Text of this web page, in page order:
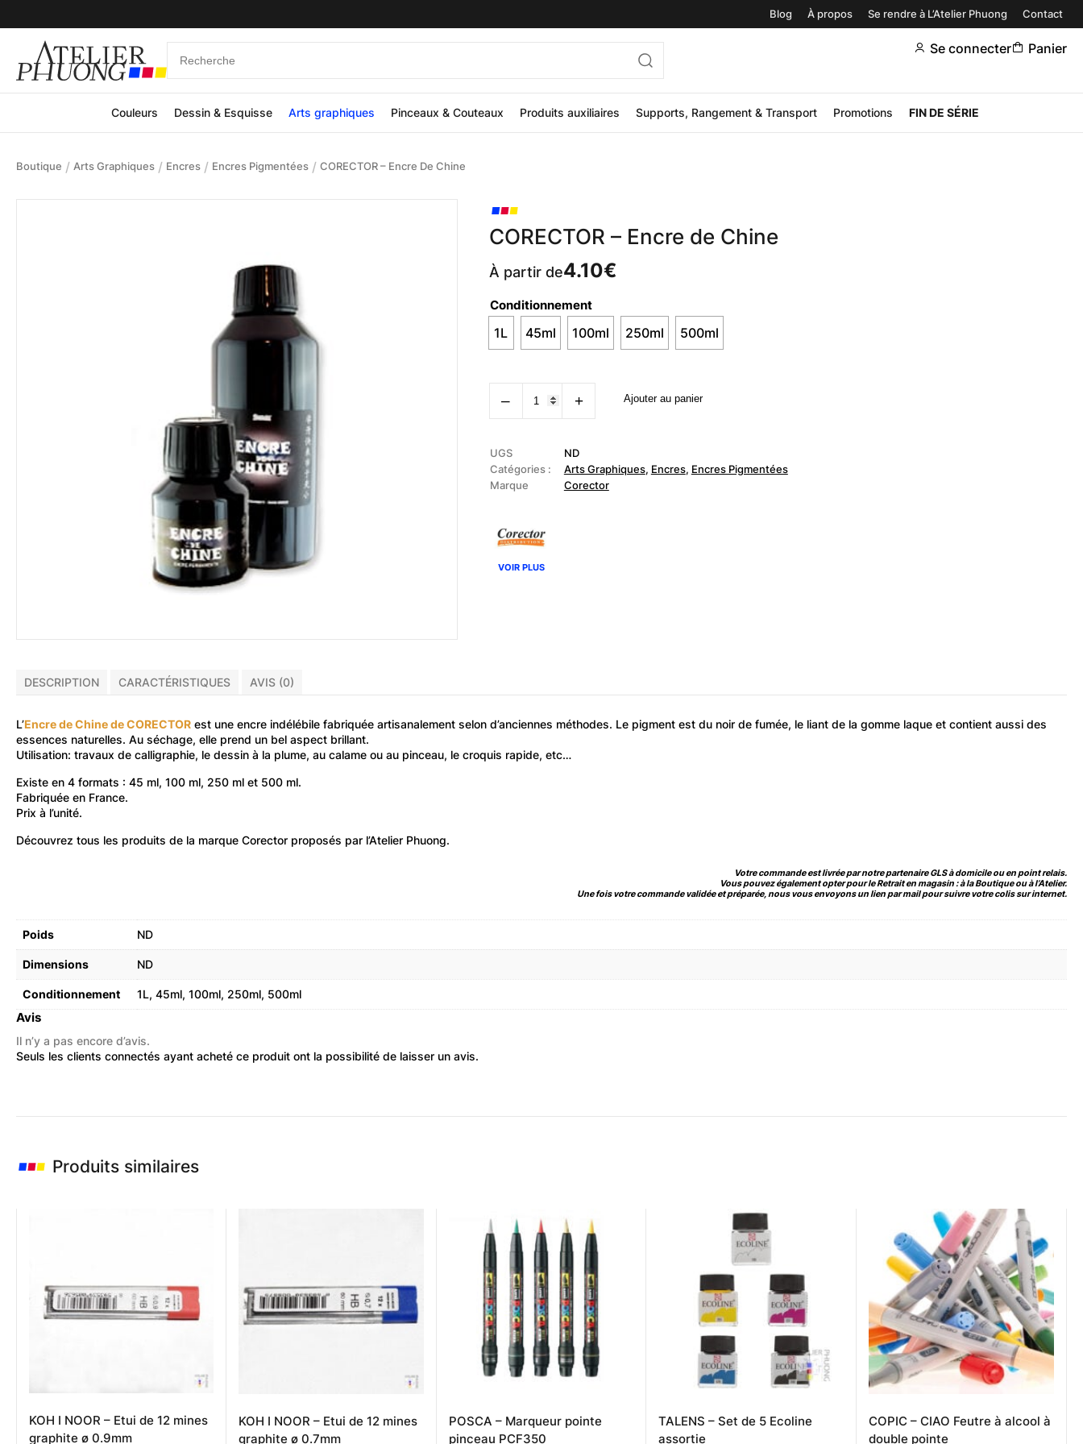
Blog À propos Se rendre à L’Atelier Phuong Contact
Se connecter Panier
Couleurs Dessin & Esquisse Arts graphiques Pinceaux & Couteaux Produits auxiliaires Supports, Rangement & Transport Promotions FIN DE SÉRIE
Boutique / Arts Graphiques / Encres / Encres Pigmentées / CORECTOR – Encre De Chine
CORECTOR – Encre de Chine
À partir de4.10€
Conditionnement
1L 45ml 100ml 250ml 500ml
‒
quantité
de
CORECTOR
de
Chine
+ Ajouter au panier
UGS
ND
Catégories :
Arts Graphiques, Encres, Encres Pigmentées
Marque
Corector
VOIR PLUS
DESCRIPTION CARACTÉRISTIQUES AVIS (0)
L’Encre de Chine de CORECTOR est une encre indélébile fabriquée artisanalement selon d’anciennes méthodes. Le pigment est du noir de fumée, le liant de la gomme laque et contient aussi des
essences naturelles. Au séchage, elle prend un bel aspect brillant.
Utilisation: travaux de calligraphie, le dessin à la plume, au calame ou au pinceau, le croquis rapide, etc…
Existe en 4 formats : 45 ml, 100 ml, 250 ml et 500 ml.
Fabriquée en France.
Prix à l’unité.
Découvrez tous les produits de la marque Corector proposés par l’Atelier Phuong.
Votre commande est livrée par notre partenaire GLS à domicile ou en point relais.
Vous pouvez également opter pour le Retrait en magasin : à la Boutique ou à l’Atelier.
Une fois votre commande validée et préparée, nous vous envoyons un lien par mail pour suivre votre colis sur internet.
Poids ND
Dimensions ND
Conditionnement 1L, 45ml, 100ml, 250ml, 500ml
Avis
Il n’y a pas encore d’avis.
Seuls les clients connectés ayant acheté ce produit ont la possibilité de laisser un avis.
Produits similaires
KOH I NOOR – Etui de 12 mines
graphite ø 0.9mm
KOH I NOOR – Etui de 12 mines
graphite ø 0.7mm
POSCA – Marqueur pointe
pinceau PCF350
TALENS – Set de 5 Ecoline
assortie
COPIC – CIAO Feutre à alcool à
double pointe